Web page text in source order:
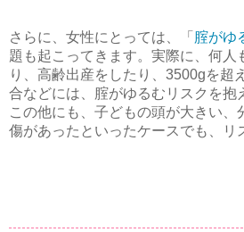
さらに、女性にとっては、「 腟がゆ
題も起こってきます。実際に、何人
り、高齢出産をしたり、3500gを超
合などには、腟がゆるむリスクを抱
この他にも、子どもの頭が大きい、
傷があったといったケースでも、リ